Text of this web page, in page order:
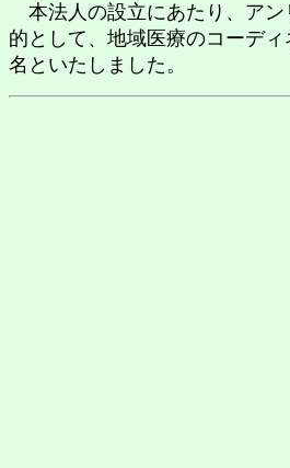
本法人の設立にあたり、アン
的として、地域医療のコーデ
名といたしました。